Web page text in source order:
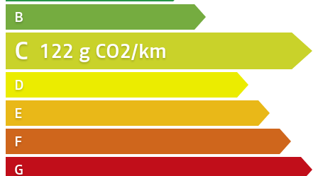
B
C 122 g CO2/km
D
E
F
G